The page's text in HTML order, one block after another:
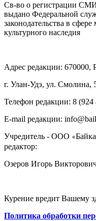
Св-во о регистрации
выдано Федеральной
законодательства в
культурного наследия
Адрес редакции: 670000,
г. Улан-Удэ, ул.
Телефон редакции: ‎‎8 (924
E-mail редакции:
Учредитель - ООО «
редактор:
Озеров Игорь
Курение вредит Вашему
Политика обработки